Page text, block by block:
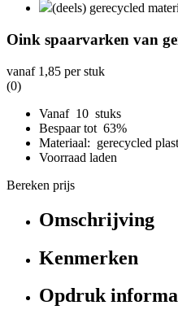
(deels) gerecycled
Oink spaarvarken van
vanaf 1,85 per stuk
(0)
Vanaf 10 stuks
Bespaar tot 63%
Materiaal: gerecycled
Voorraad laden
Bereken prijs
Omschrijving
Kenmerken
Opdruk